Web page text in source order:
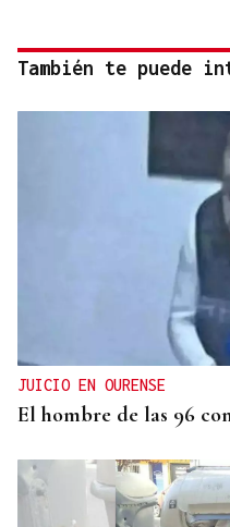
También te puede
JUICIO EN OURENSE
El hombre de las 96